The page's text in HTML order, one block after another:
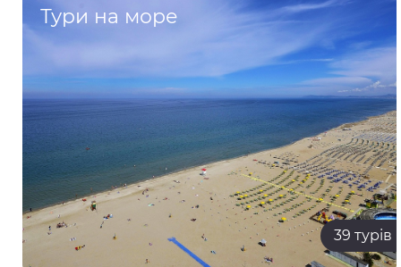
Тури на море
39 турів